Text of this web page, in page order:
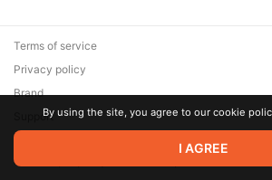
© 2026 Zaya Solutions Limited. All rights
are the property of their respective owners.
Terms of service
Privacy policy
Brand
SupportBy using the site, you agree to our cookie
I AGREE